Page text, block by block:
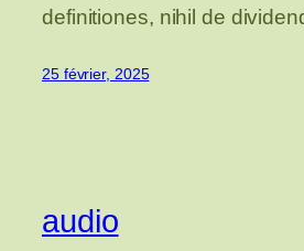
definitiones, nihil de
25 février, 2025
audio